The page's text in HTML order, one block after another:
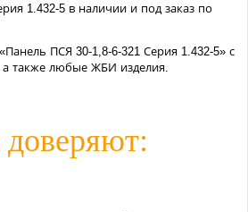
1.432-5 в наличии и под заказ по
ПСЯ 30-1,8-6-321 Серия 1.432-5» с
также любые ЖБИ изделия.